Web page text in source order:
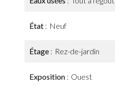
État Neuf
Étage Rez-de-jardin
Exposition Ouest